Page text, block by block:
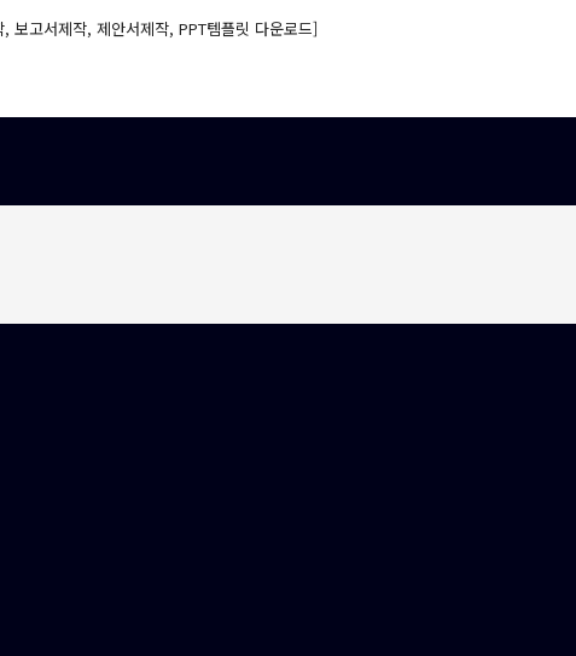
보고서제작, 제안서제작, PPT템플릿 다운로드]